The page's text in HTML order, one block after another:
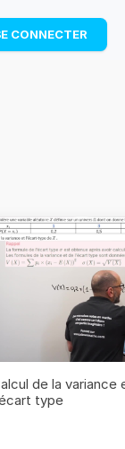
les maths cet
avec des
CONNECTER
de la variance
type